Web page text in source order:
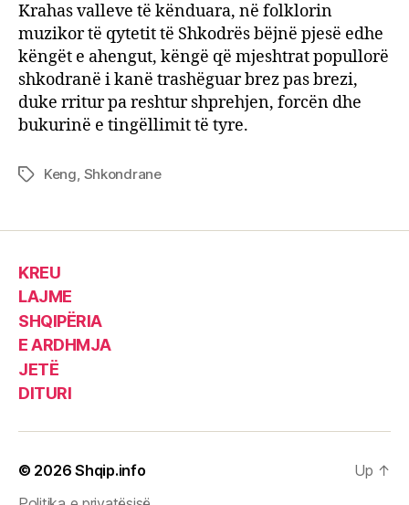
Krahas valleve të kënduara, në folklorin
muzikor të qytetit të Shkodrës bëjnë pjesë edhe
këngët e ahengut, këngë që mjeshtrat popullorë
shkodranë i kanë trashëguar brez pas brezi,
duke rritur pa reshtur shprehjen, forcën dhe
bukurinë e tingëllimit të tyre.
TagsKeng, Shkondrane
KREU
LAJME
SHQIPËRIA
E ARDHMJA
JETË
DITURI
© 2026Shqip.info
Up ↑